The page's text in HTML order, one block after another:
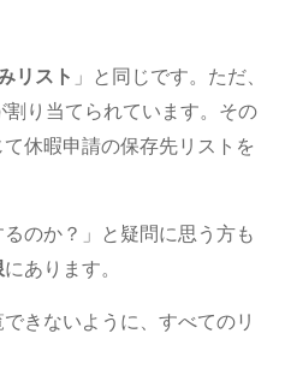
リスト 」と同じです。ただ、
割り当てられています。その
休暇申請の保存先リストを
るのか？」と疑問に思う方も
にあります。
きないように、すべてのリ